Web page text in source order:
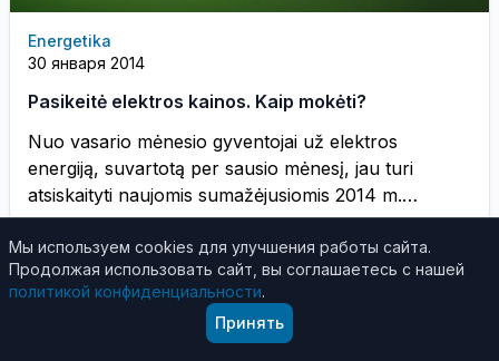
Energetika
30 января 2014
Pasikeitė elektros kainos. Kaip mokėti?
Nuo vasario mėnesio gyventojai už elektros
energiją, suvartotą per sausio mėnesį, jau turi
atsiskaityti naujomis sumažėjusiomis 2014 m.
kainomis, primena ...
Мы используем cookies для улучшения работы сайта.
Продолжая использовать сайт, вы соглашаетесь с нашей
политикой конфиденциальности.
Принять